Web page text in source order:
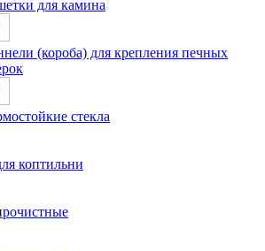
для камина
(короба) для крепления печных
стекла
коптильни